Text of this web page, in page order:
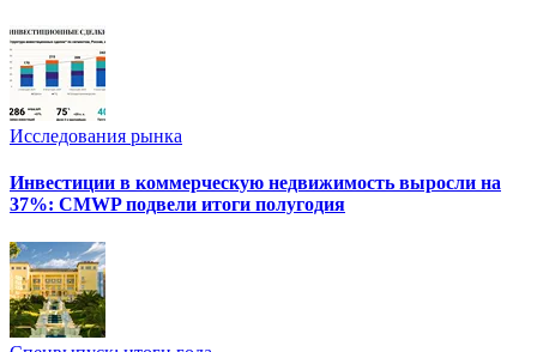
Исследования рынка
Инвестиции в коммерческую недвижимость выросли на
37%: CMWP подвели итоги полугодия